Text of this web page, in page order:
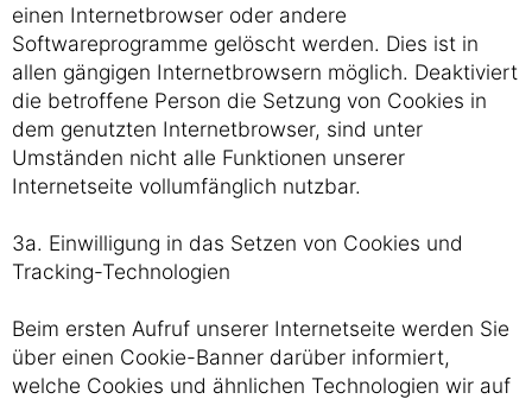
einen Internetbrowser oder andere
Softwareprogramme gelöscht werden. Dies ist in
allen gängigen Internetbrowsern möglich. Deaktiviert
die betroffene Person die Setzung von Cookies in
dem genutzten Internetbrowser, sind unter
Umständen nicht alle Funktionen unserer
Internetseite vollumfänglich nutzbar.
3a. Einwilligung in das Setzen von Cookies und
Tracking-Technologien
Beim ersten Aufruf unserer Internetseite werden Sie
über einen Cookie-Banner darüber informiert,
welche Cookies und ähnlichen Technologien wir auf